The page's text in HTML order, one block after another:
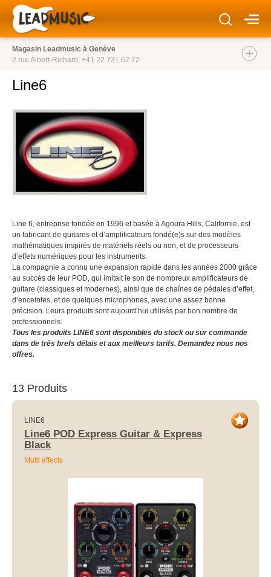
Magasin Leadmusic à Genève
2 rue Albert-Richard, +41 22 731 62 72
Line6
Line 6, entreprise fondée en 1996 et basée à Agoura Hills, Californie, est
un fabricant de guitares et d’amplificateurs fondé(e)s sur des modèles
mathématiques inspirés de matériels réels ou non, et de processeurs
d’effets numériques pour les instruments.
La compagnie a connu une expansion rapide dans les années 2000 grâce
au succès de leur POD, qui imitait le son de nombreux amplificateurs de
guitare (classiques et modernes), ainsi que de chaînes de pédales d’effet,
d’enceintes, et de quelques microphones, avec une assez bonne
précision. Leurs produits sont aujourd’hui utilisés par bon nombre de
professionnels.
Tous les produits LINE6 sont disponibles du stock ou sur commande
dans de très brefs délais et aux meilleurs tarifs. Demandez nous nos
offres.
13 Produits
LINE6
Line6 POD Express Guitar & Express
Black
Multi effects